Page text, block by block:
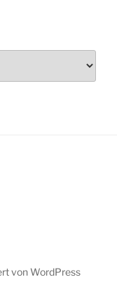
von WordPress